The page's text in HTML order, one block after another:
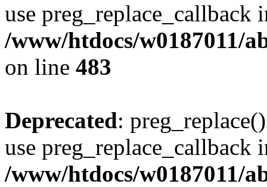
use preg_replace_callback
/www/htdocs/w0187011/
on line 483
Deprecated:
use preg_replace_callback
/www/htdocs/w0187011/